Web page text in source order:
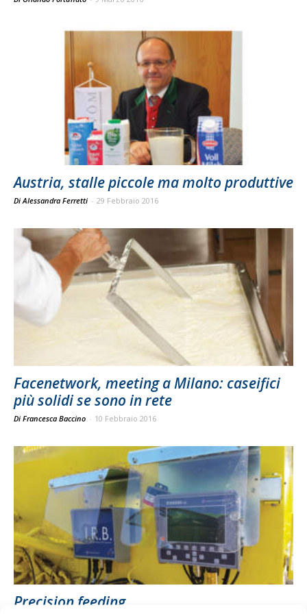
Austria, stalle piccole ma molto produttive
Di Alessandra Ferretti - 29 Febbraio 2016
Facenetwork, meeting a Milano: caseifici
più solidi se sono in rete
Di Francesca Baccino - 10 Febbraio 2016
Precision feeding